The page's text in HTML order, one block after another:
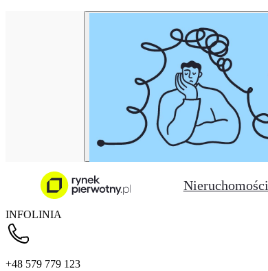
Nieruchomości
INFOLINIA
+48 579 779 123